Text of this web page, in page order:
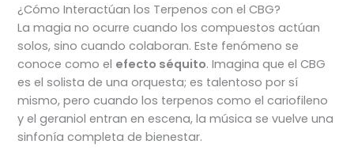
¿Cómo Interactúan los Terpenos con el CBG?
La magia no ocurre cuando los compuestos actúan
solos, sino cuando colaboran. Este fenómeno se
conoce como el efecto séquito. Imagina que el CBG
es el solista de una orquesta; es talentoso por sí
mismo, pero cuando los terpenos como el cariofileno
y el geraniol entran en escena, la música se vuelve una
sinfonía completa de bienestar.